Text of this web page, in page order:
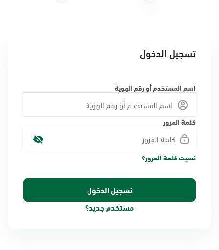
تسجيل الدخول
اسم المستخدم أو رقم الهوية
كلمة المرور
نسيت كلمة المرور؟
مستخدم جديد؟